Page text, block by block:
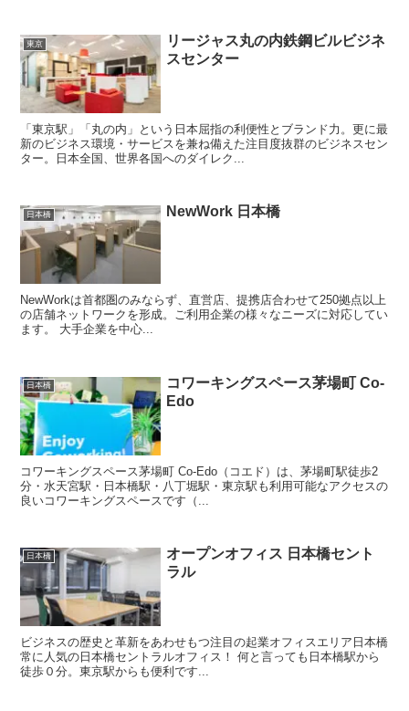
東京
リージャス丸の内鉄鋼ビルビジネ
スセンター
「東京駅」「丸の内」という日本屈指の利便性とブランド力。更に最
新のビジネス環境・サービスを兼ね備えた注目度抜群のビジネスセン
ター。日本全国、世界各国へのダイレク...
日本橋 NewWork 日本橋
NewWorkは首都圏のみならず、直営店、提携店合わせて250拠点以上
の店舗ネットワークを形成。ご利用企業の様々なニーズに対応してい
ます。 大手企業を中心...
日本橋
コワーキングスペース茅場町 Co-
Edo
コワーキングスペース茅場町 Co-Edo（コエド）は、茅場町駅徒歩2
分・水天宮駅・日本橋駅・八丁堀駅・東京駅も利用可能なアクセスの
良いコワーキングスペースです（...
日本橋
オープンオフィス 日本橋セント
ラル
ビジネスの歴史と革新をあわせもつ注目の起業オフィスエリア日本橋
常に人気の日本橋セントラルオフィス！ 何と言っても日本橋駅から
徒歩０分。東京駅からも便利です...